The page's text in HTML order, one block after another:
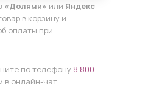
«Долями» или Яндекс
в корзину и
оплаты при
по телефону 8 800
в онлайн-чат.